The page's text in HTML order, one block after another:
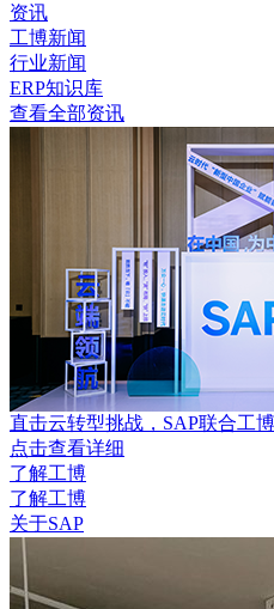
资讯
工博新闻
行业新闻
ERP知识库
查看全部资讯
直击云转型挑战，SAP联合工
点击查看详细
了解工博
了解工博
关于SAP